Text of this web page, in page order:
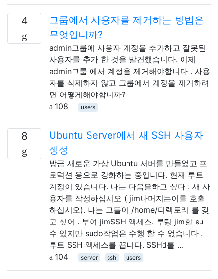
4
그룹에서 사용자를 제거하는 방법은
무엇입니까?
admin그룹에 사용자 계정을 추가하고 잘못된
사용자를 추가 한 것을 발견했습니다. 이제
admin그룹 에서 계정을 제거해야합니다 . 사용
자를 삭제하지 않고 그룹에서 계정을 제거하려
면 어떻게해야합니까?
108
users
8
Ubuntu Server에서 새 SSH 사용자
생성
방금 새로운 가상 Ubuntu 서버를 만들었고 프
로덕션 용으로 강화하는 중입니다. 현재 루트
계정이 있습니다. 나는 다음을하고 싶다 : 새 사
용자를 작성하십시오 ( jim나머지는이를 호출
하십시오). 나는 그들이 /home/디렉토리 를 갖
고 싶어 . 부여 jimSSH 액세스. 루팅 jim할 su
수 있지만 sudo작업은 수행 할 수 없습니다 .
루트 SSH 액세스를 끕니다. SSHd를 …
104
server ssh users